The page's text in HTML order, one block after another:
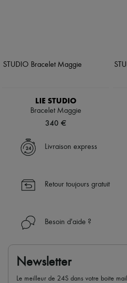
LIE STUDIO
Bracelet Maggie
340 €
Livraison express
Retour toujours gratuit
Besoin d'aide ?
Newsletter
Le meilleur de 24S dans votre boite